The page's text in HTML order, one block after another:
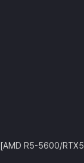
[AMD R5-5600/RTX5